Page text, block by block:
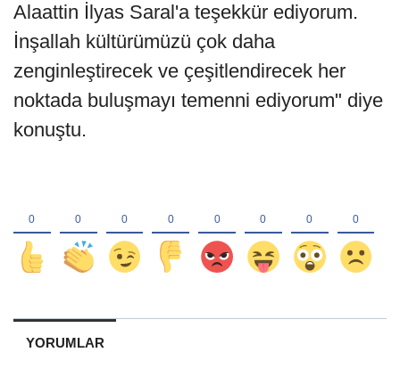
Alaattin İlyas Saral'a teşekkür ediyorum.
İnşallah kültürümüzü çok daha
zenginleştirecek ve çeşitlendirecek her
noktada buluşmayı temenni ediyorum" diye
konuştu.
YORUMLAR